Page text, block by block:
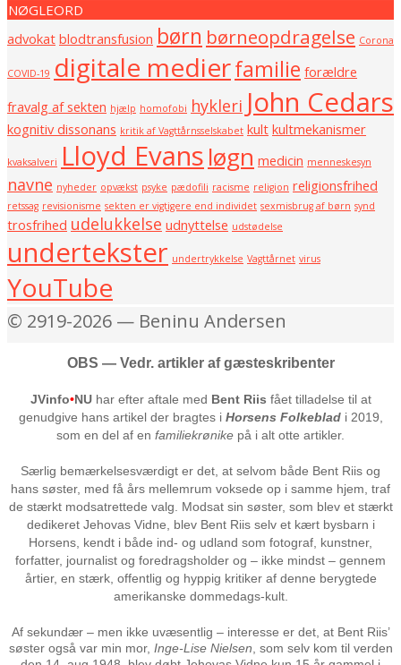
NØGLEORD
advokat blodtransfusion børn børneopdragelse Corona
COVID-19 digitale medierfamilie forældre
fravalg af sekten hjælp homofobi hykleri John Cedars
kognitiv dissonans kritik af Vagttårnsselskabet kult kultmekanismer
kvaksalveri Lloyd Evansløgn medicin menneskesyn
navne nyheder opvækst psyke pædofili racisme religion religionsfrihed
retssag revisionisme sekten er vigtigere end individet sexmisbrug af børn synd
trosfrihed udelukkelse udnyttelse udstødelse
undertekster undertrykkelse Vagttårnet virus
YouTube
© 2919-2026 — Beninu Andersen
OBS — Vedr. artikler af gæsteskribenter
JVinfo•NUhar efter aftale med Bent Riis fået tilladelse til at
genudgive hans artikel der bragtes i Horsens Folkeblad i 2019,
som en del af en familiekrønike på i alt otte artikler.
Særlig bemærkelsesværdigt er det, at selvom både Bent Riis og
hans søster, med få års mellemrum voksede op i samme hjem, traf
de stærkt modsatrettede valg. Modsat sin søster, som blev et stærkt
dedikeret Jehovas Vidne, blev Bent Riis selv et kært bysbarn i
Horsens, kendt i både ind- og udland som fotograf, kunstner,
forfatter, journalist og foredragsholder og – ikke mindst – gennem
årtier, en stærk, offentlig og hyppig kritiker af denne berygtede
amerikanske dommedags-kult.
Af sekundær – men ikke uvæsentlig – interesse er det, at Bent Riis’
søster også var min mor, Inge-Lise Nielsen, som selv kom til verden